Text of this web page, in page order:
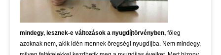
mindegy, lesznek-e változások a nyugdíjtörvényben, főleg
azoknak nem, akik idén mennek öregségi nyugdíjba. Nem mindegy,